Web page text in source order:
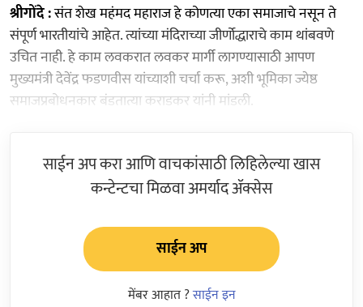
श्रीगोंदे :संत शेख महंमद महाराज हे कोणत्या एका समाजाचे नसून ते
संपूर्ण भारतीयांचे आहेत. त्यांच्या मंदिराच्या जीर्णोद्धाराचे काम थांबवणे
उचित नाही. हे काम लवकरात लवकर मार्गी लागण्यासाठी आपण
मुख्यमंत्री देवेंद्र फडणवीस यांच्याशी चर्चा करू, अशी भूमिका ज्येष्ठ
समाजप्रबोधनकार बंडतात्या कराडकर यांनी मांडली.
साईन अप करा आणि वाचकांसाठी लिहिलेल्या खास
कन्टेन्टचा मिळवा अमर्याद ॲक्सेस
साईन अप
मेंबर आहात ?साईन इन